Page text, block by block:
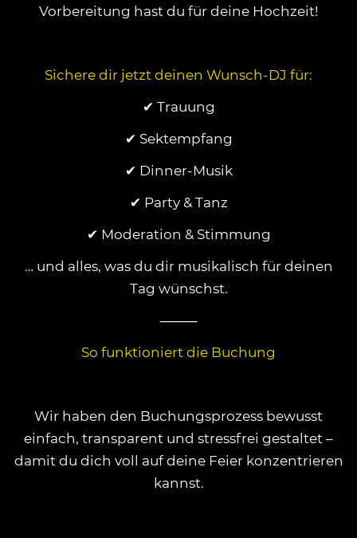
Vorbereitung hast du für deine Hochzeit!
Sichere dir jetzt deinen Wunsch-DJ für:
✔ Trauung
✔ Sektempfang
✔ Dinner-Musik
✔ Party & Tanz
✔ Moderation & Stimmung
… und alles, was du dir musikalisch für deinen
Tag wünschst.
⸻
So funktioniert die Buchung
Wir haben den Buchungsprozess bewusst
einfach, transparent und stressfrei gestaltet –
damit du dich voll auf deine Feier konzentrieren
kannst.